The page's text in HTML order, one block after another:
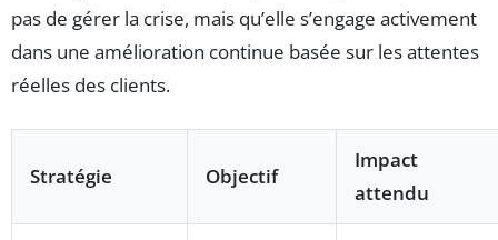
pas de gérer la crise, mais qu’elle s’engage activement
dans une amélioration continue basée sur les attentes
réelles des clients.
Stratégie Objectif
Impact
attendu